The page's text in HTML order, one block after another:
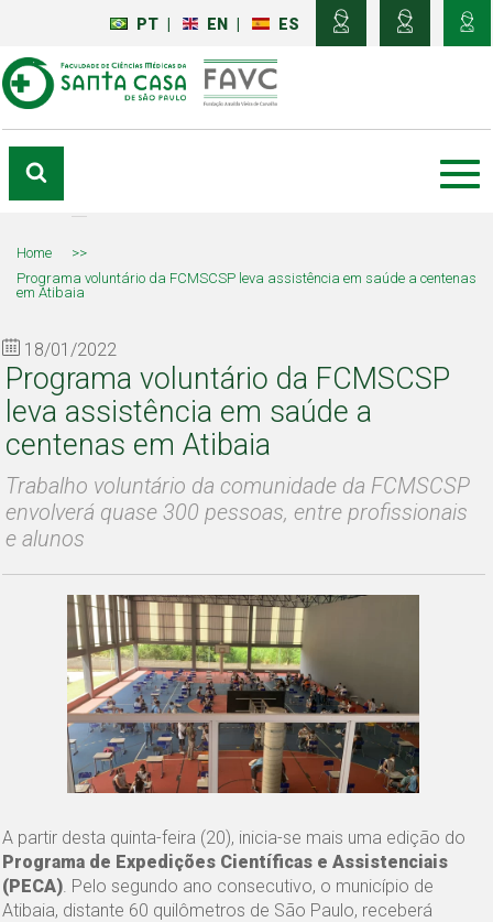
PT EN ES
Home
>>
Programa voluntário da FCMSCSP leva assistência em saúde a centenas
em Atibaia
18/01/2022
Programa voluntário da FCMSCSP
leva assistência em saúde a
centenas em Atibaia
Trabalho voluntário da comunidade da FCMSCSP
envolverá quase 300 pessoas, entre profissionais
e alunos
A partir desta quinta-feira (20), inicia-se mais uma edição do
Programa de Expedições Científicas e Assistenciais
(PECA). Pelo segundo ano consecutivo, o município de
Atibaia, distante 60 quilômetros de São Paulo, receberá